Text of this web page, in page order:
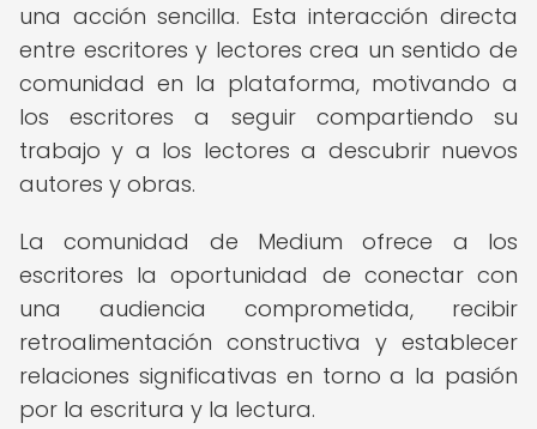
una acción sencilla. Esta interacción directa
entre escritores y lectores crea un sentido de
comunidad en la plataforma, motivando a
los escritores a seguir compartiendo su
trabajo y a los lectores a descubrir nuevos
autores y obras.
La comunidad de Medium ofrece a los
escritores la oportunidad de conectar con
una audiencia comprometida, recibir
retroalimentación constructiva y establecer
relaciones significativas en torno a la pasión
por la escritura y la lectura.